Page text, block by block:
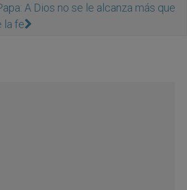
A Dios no se le alcanza más que
la fe